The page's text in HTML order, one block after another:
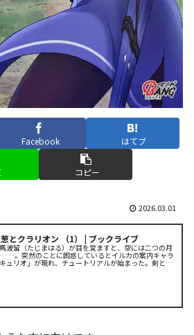
Facebook はてブ
コピー
2026.03.01
とクラリオン （1） | ブックライブ
波留（たじまはる）が目を覚ますと、空には二つの月
。突然のことに困惑しているとイルカの案内キャラ
キュリオ」が現れ、チュートリアルが始まった。剣と魔
が存在するまさにゲームのような世界だと理解する但